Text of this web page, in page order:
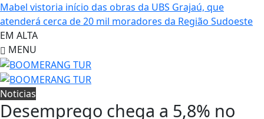
Mabel vistoria início das obras da UBS Grajaú, que
atenderá cerca de 20 mil moradores da Região Sudoeste
EM ALTA
MENU
Noticias
Desemprego chega a 5,8% no